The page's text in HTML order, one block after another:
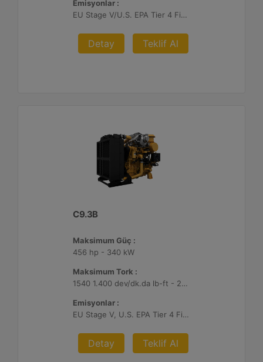
Emisyonlar :
EU Stage V/U.S. EPA Tier 4 Final/ Japan 2014 (Tier 4 Final)
Detay Teklif Al
C9.3B
Maksimum Güç :
456 hp - 340 kW
Maksimum Tork :
1540 1.400 dev/dk.da lb-ft - 2088 1.400 dev/dk.da Nm
Emisyonlar :
EU Stage V, U.S. EPA Tier 4 Final, Korea Stage V, Japan 2014 (Tier 4 Final) ve China Nonroad IV
Detay Teklif Al